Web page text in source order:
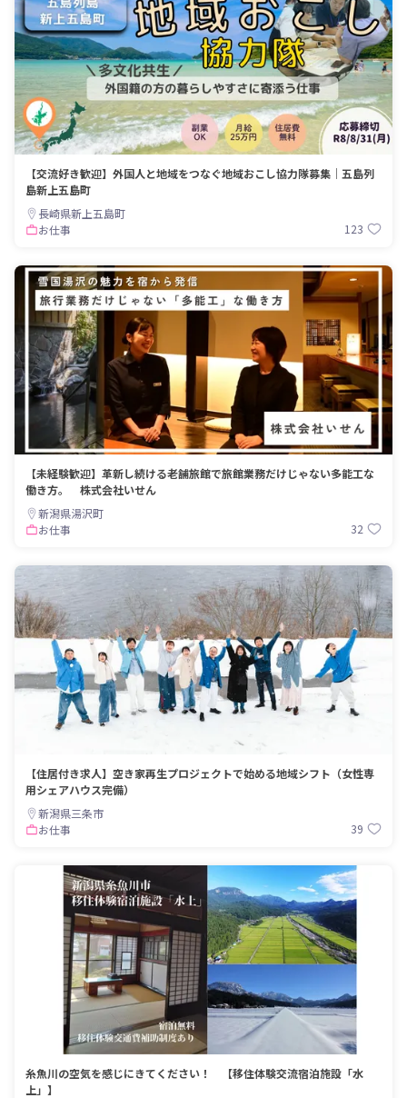
【交流好き歓迎】外国人と地域をつなぐ地域おこし協力隊募集｜五島列
島新上五島町
長崎県新上五島町
お仕事
123
【未経験歓迎】革新し続ける老舗旅館で旅館業務だけじゃない多能工な
働き方。 株式会社いせん
新潟県湯沢町
お仕事
32
【住居付き求人】空き家再生プロジェクトで始める地域シフト（女性専
用シェアハウス完備）
新潟県三条市
お仕事
39
糸魚川の空気を感じにきてください！ 【移住体験交流宿泊施設「水
上」】